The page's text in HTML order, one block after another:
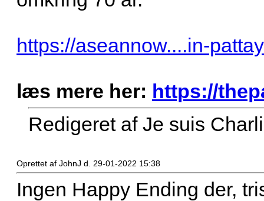
https://aseannow....in-
læs mere her: https://
Redigeret af Je suis
Oprettet af JohnJ d. 29-01-2022 15:38
Ingen Happy Ending der,